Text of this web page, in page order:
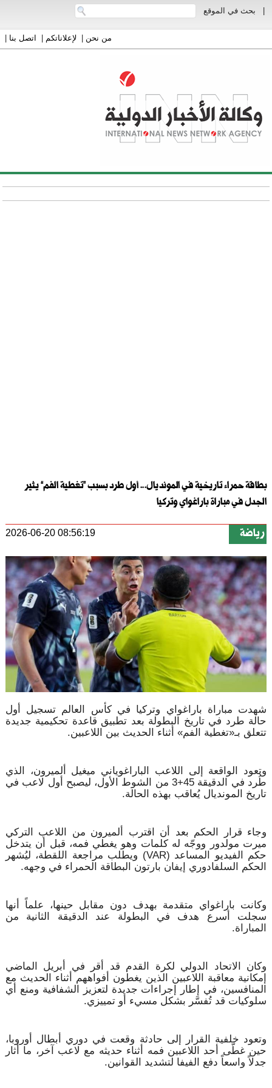
بحث في الموقع
من نحن| لإعلاناتكم| اتصل بنا|
بطاقة حمراء تاريخية في المونديال... أول طرد بسبب “تغطية الفم” يثير
الجدل في مباراة باراغواي وتركيا
رياضة 2026-06-20 08:56:19
شهدت مباراة باراغواي وتركيا في كأس العالم تسجيل أول
حالة طرد في تاريخ البطولة بعد تطبيق قاعدة تحكيمية جديدة
تتعلق بـ«تغطية الفم» أثناء الحديث بين اللاعبين.
وتعود الواقعة إلى اللاعب الباراغوياني ميغيل ألميرون، الذي
طُرد في الدقيقة 45+3 من الشوط الأول، ليصبح أول لاعب في
تاريخ المونديال يُعاقب بهذه الحالة.
وجاء قرار الحكم بعد أن اقترب ألميرون من اللاعب التركي
ميرت مولدور ووجّه له كلمات وهو يغطي فمه، قبل أن يتدخل
حكم الفيديو المساعد (VAR) ويطلب مراجعة اللقطة، ليُشهر
الحكم السلفادوري إيفان بارتون البطاقة الحمراء في وجهه.
وكانت باراغواي متقدمة بهدف دون مقابل حينها، علماً أنها
سجلت أسرع هدف في البطولة عند الدقيقة الثانية من
المباراة.
وكان الاتحاد الدولي لكرة القدم قد أقر في أبريل الماضي
إمكانية معاقبة اللاعبين الذين يغطون أفواههم أثناء الحديث مع
المنافسين، في إطار إجراءات جديدة لتعزيز الشفافية ومنع أي
سلوكيات قد تُفسَّر بشكل مسيء أو تمييزي.
وتعود خلفية القرار إلى حادثة وقعت في دوري أبطال أوروبا،
حين غطّى أحد اللاعبين فمه أثناء حديثه مع لاعب آخر، ما أثار
جدلاً واسعاً دفع الفيفا لتشديد القوانين.